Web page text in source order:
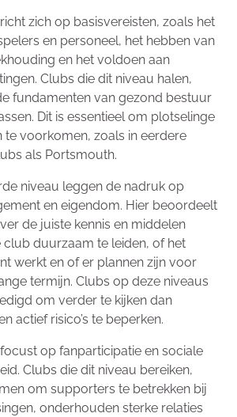
zich op basisvereisten, zoals het
en personeel, het hebben van
en het voldoen aan
Clubs die dit niveau halen,
fundamenten van gezond bestuur
Dit is essentieel om plotselinge
te voorkomen, zoals in eerdere
als Portsmouth.
niveau leggen de nadruk op
en eigendom. Hier beoordeelt
de juiste kennis en middelen
club duurzaam te leiden, of het
werkt en of er plannen zijn voor
termijn. Clubs op deze niveaus
om verder te kijken dan
actief risico’s te beperken.
op fanparticipatie en sociale
Clubs die dit niveau bereiken,
om supporters te betrekken bij
onderhouden sterke relaties